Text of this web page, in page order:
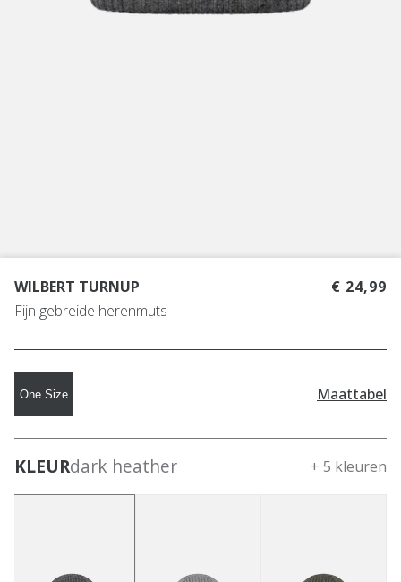
WILBERT TURNUP
Fijn gebreide herenmuts
€ 24,99
One Size Maattabel
KLEURdark heather + 5 kleuren